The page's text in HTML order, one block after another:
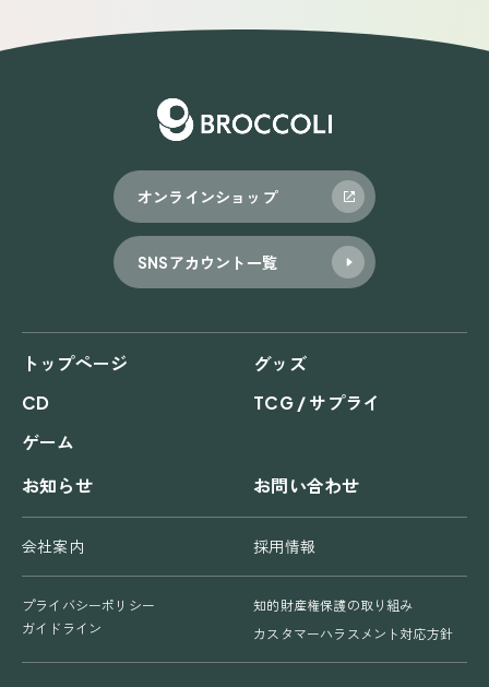
オンラインショップ
SNSアカウント一覧
トップページ
グッズ
CD
TCG / サプライ
ゲーム
お知らせ
お問い合わせ
会社案内 採用情報
プライバシーポリシー
知的財産権保護の取り組み
ガイドライン
カスタマーハラスメント対応方針